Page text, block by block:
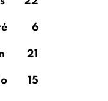
6
21
15